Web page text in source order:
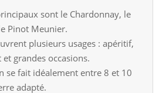
sont le Chardonnay, le
Pinot Meunier.
plusieurs usages : apéritif,
et grandes occasions.
se fait idéalement entre 8 et 10
adapté.